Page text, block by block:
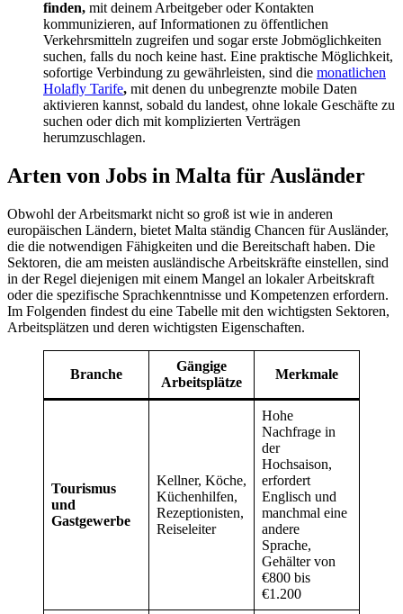
finden, mit deinem Arbeitgeber oder Kontakten
kommunizieren, auf Informationen zu öffentlichen
Verkehrsmitteln zugreifen und sogar erste Jobmöglichkeiten
suchen, falls du noch keine hast. Eine praktische Möglichkeit,
sofortige Verbindung zu gewährleisten, sind die monatlichen
Holafly Tarife, mit denen du unbegrenzte mobile Daten
aktivieren kannst, sobald du landest, ohne lokale Geschäfte zu
suchen oder dich mit komplizierten Verträgen
herumzuschlagen.
Arten von Jobs in Malta für Ausländer
Obwohl der Arbeitsmarkt nicht so groß ist wie in anderen
europäischen Ländern, bietet Malta ständig Chancen für Ausländer,
die die notwendigen Fähigkeiten und die Bereitschaft haben. Die
Sektoren, die am meisten ausländische Arbeitskräfte einstellen, sind
in der Regel diejenigen mit einem Mangel an lokaler Arbeitskraft
oder die spezifische Sprachkenntnisse und Kompetenzen erfordern.
Im Folgenden findest du eine Tabelle mit den wichtigsten Sektoren,
Arbeitsplätzen und deren wichtigsten Eigenschaften.
Branche
Gängige
Arbeitsplätze
Merkmale
Tourismus
und
Gastgewerbe
Kellner, Köche,
Küchenhilfen,
Rezeptionisten,
Reiseleiter
Hohe
Nachfrage in
der
Hochsaison,
erfordert
Englisch und
manchmal eine
andere
Sprache,
Gehälter von
€800 bis
€1.200